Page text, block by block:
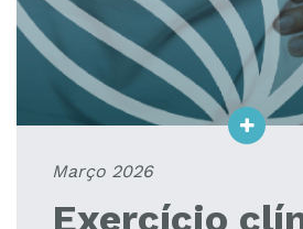
Março 2026
Exercício